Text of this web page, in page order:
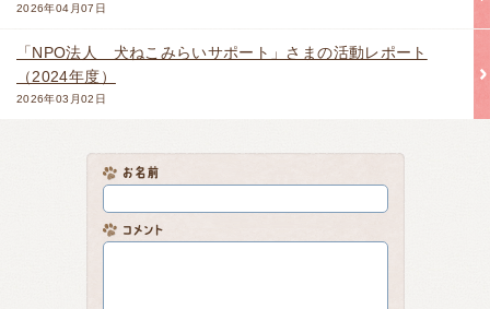
2026年04月07日
「NPO法人 犬ねこみらいサポート」さまの活動レポート
（2024年度）
2026年03月02日